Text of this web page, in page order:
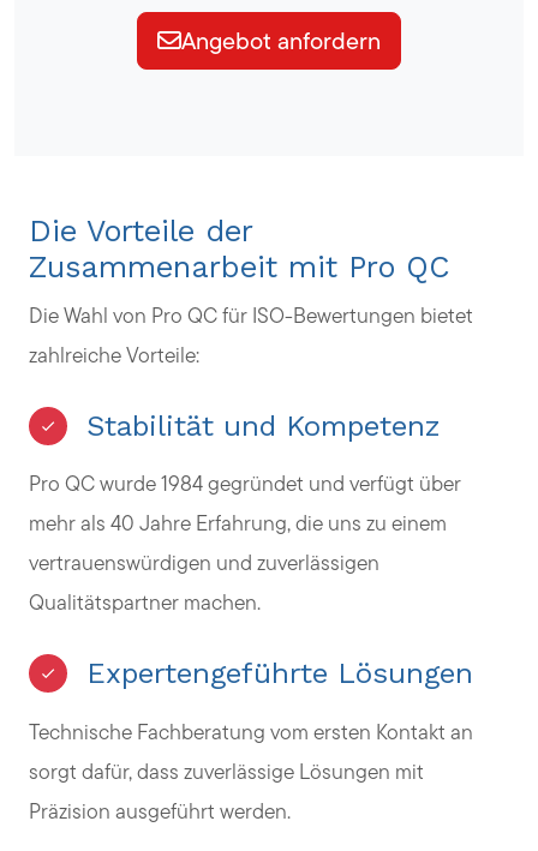
Angebot anfordern
Die Vorteile der
Zusammenarbeit mit Pro QC
Die Wahl von Pro QC für ISO-Bewertungen bietet
zahlreiche Vorteile:
Stabilität und Kompetenz
Pro QC wurde 1984 gegründet und verfügt über
mehr als 40 Jahre Erfahrung, die uns zu einem
vertrauenswürdigen und zuverlässigen
Qualitätspartner machen.
Expertengeführte Lösungen
Technische Fachberatung vom ersten Kontakt an
sorgt dafür, dass zuverlässige Lösungen mit
Präzision ausgeführt werden.